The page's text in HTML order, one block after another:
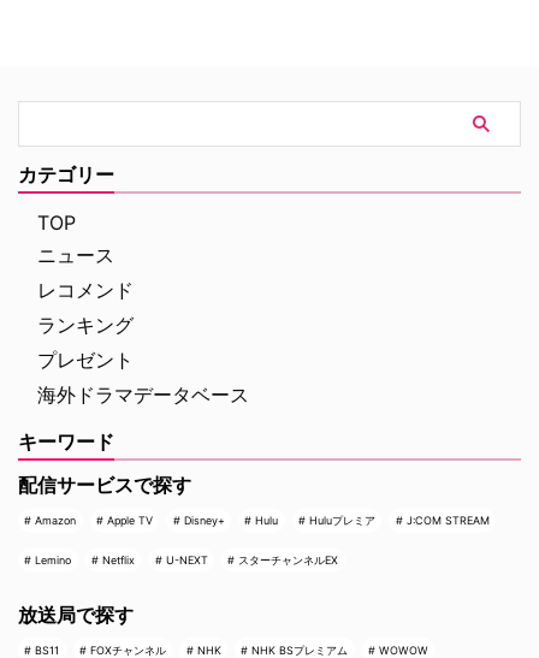
カテゴリー
TOP
ニュース
レコメンド
ランキング
プレゼント
海外ドラマデータベース
キーワード
配信サービスで探す
Amazon Apple TV Disney+ Hulu Huluプレミア J:COM STREAM
Lemino Netflix U-NEXT スターチャンネルEX
放送局で探す
BS11 FOXチャンネル NHK NHK BSプレミアム WOWOW